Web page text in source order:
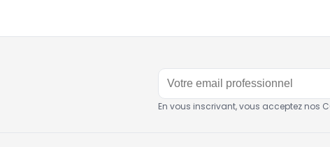
En vous inscrivant, vous acceptez nos